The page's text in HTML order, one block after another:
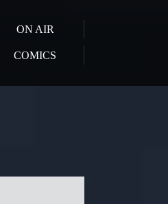
ON AIR
COMICS